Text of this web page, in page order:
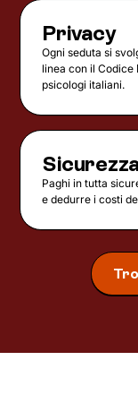
Privacy
Ogni seduta si
linea con il Codice
psicologi italiani.
Paghi in tutta
e dedurre i costi